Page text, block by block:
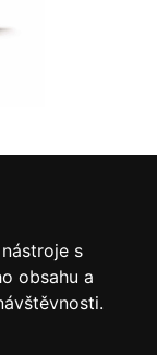
s
obsahu a